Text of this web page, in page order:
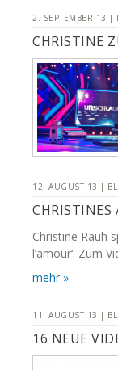
2. SEPTEMBER 13 |
CHRISTINE
12. AUGUST 13 |
CHRISTINES
Christine Rauh
l’amour‘. Zum
mehr »
11. AUGUST 13 |
16 NEUE